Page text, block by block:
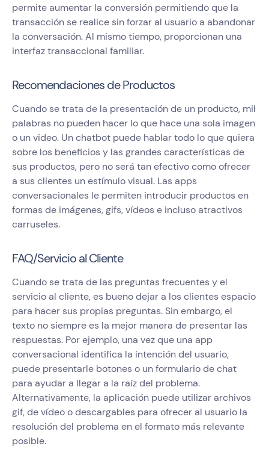
permite aumentar la conversión permitiendo que la
transacción se realice sin forzar al usuario a abandonar
la conversación. Al mismo tiempo, proporcionan una
interfaz transaccional familiar.
Recomendaciones de Productos
Cuando se trata de la presentación de un producto, mil
palabras no pueden hacer lo que hace una sola imagen
o un video. Un chatbot puede hablar todo lo que quiera
sobre los beneficios y las grandes características de
sus productos, pero no será tan efectivo como ofrecer
a sus clientes un estímulo visual. Las apps
conversacionales le permiten introducir productos en
formas de imágenes, gifs, vídeos e incluso atractivos
carruseles.
FAQ/Servicio al Cliente
Cuando se trata de las preguntas frecuentes y el
servicio al cliente, es bueno dejar a los clientes espacio
para hacer sus propias preguntas. Sin embargo, el
texto no siempre es la mejor manera de presentar las
respuestas. Por ejemplo, una vez que una app
conversacional identifica la intención del usuario,
puede presentarle botones o un formulario de chat
para ayudar a llegar a la raíz del problema.
Alternativamente, la aplicación puede utilizar archivos
gif, de vídeo o descargables para ofrecer al usuario la
resolución del problema en el formato más relevante
posible.